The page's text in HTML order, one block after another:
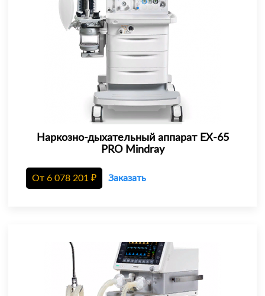
Наркозно-дыхательный аппарат EX-65
PRO Mindray
От 6 078 201 ₽ Заказать